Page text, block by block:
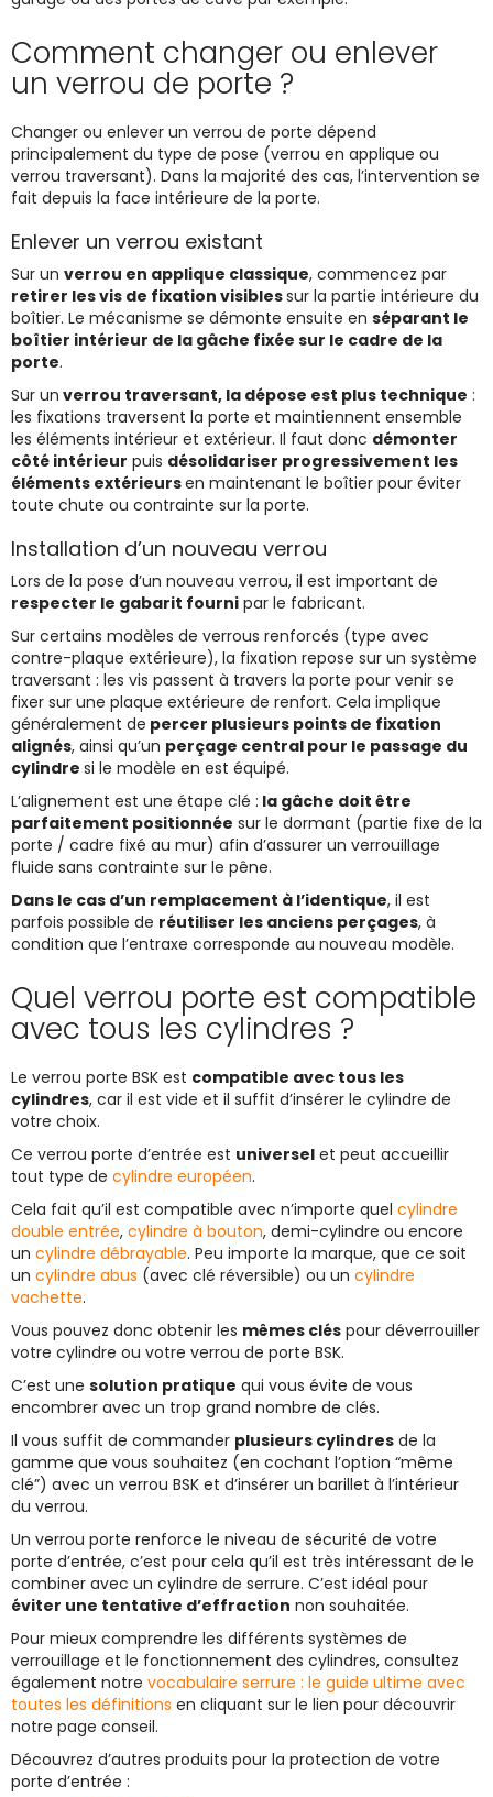
Comment changer ou enlever
un verrou de porte ?
Changer ou enlever un verrou de porte dépend
principalement du type de pose (verrou en applique ou
verrou traversant). Dans la majorité des cas, l’intervention se
fait depuis la face intérieure de la porte.
Enlever un verrou existant
Sur un verrou en applique classique, commencez par
retirer les vis de fixation visiblessur la partie intérieure du
boîtier. Le mécanisme se démonte ensuite en séparant le
boîtier intérieur de la gâche fixée sur le cadre de la
porte.
Sur un verrou traversant, la dépose est plus technique :
les fixations traversent la porte et maintiennent ensemble
les éléments intérieur et extérieur. Il faut donc démonter
côté intérieur puis désolidariser progressivement les
éléments extérieursen maintenant le boîtier pour éviter
toute chute ou contrainte sur la porte.
Installation d’un nouveau verrou
Lors de la pose d’un nouveau verrou, il est important de
respecter le gabarit fourni par le fabricant.
Sur certains modèles de verrous renforcés (type avec
contre-plaque extérieure), la fixation repose sur un système
traversant : les vis passent à travers la porte pour venir se
fixer sur une plaque extérieure de renfort. Cela implique
généralement de percer plusieurs points de fixation
alignés, ainsi qu’un perçage central pour le passage du
cylindre si le modèle en est équipé.
L’alignement est une étape clé : la gâche doit être
parfaitement positionnée sur le dormant (partie fixe de la
porte / cadre fixé au mur) afin d’assurer un verrouillage
fluide sans contrainte sur le pêne.
Dans le cas d’un remplacement à l’identique, il est
parfois possible de réutiliser les anciens perçages, à
condition que l’entraxe corresponde au nouveau modèle.
Quel verrou porte est compatible
avec tous les cylindres ?
Le verrou porte BSK est compatible avec tous les
cylindres, car il est vide et il suffit d’insérer le cylindre de
votre choix.
Ce verrou porte d’entrée est universel et peut accueillir
tout type de cylindre européen.
Cela fait qu’il est compatible avec n’importe quel cylindre
double entrée, cylindre à bouton, demi-cylindre ou encore
un cylindre débrayable. Peu importe la marque, que ce soit
un cylindre abus (avec clé réversible) ou un cylindre
vachette.
Vous pouvez donc obtenir les mêmes clés pour déverrouiller
votre cylindre ou votre verrou de porte BSK.
C’est une solution pratique qui vous évite de vous
encombrer avec un trop grand nombre de clés.
Il vous suffit de commander plusieurs cylindres de la
gamme que vous souhaitez (en cochant l’option “même
clé”) avec un verrou BSK et d’insérer un barillet à l’intérieur
du verrou.
Un verrou porte renforce le niveau de sécurité de votre
porte d’entrée, c’est pour cela qu’il est très intéressant de le
combiner avec un cylindre de serrure. C’est idéal pour
éviter une tentative d’effraction non souhaitée.
Pour mieux comprendre les différents systèmes de
verrouillage et le fonctionnement des cylindres, consultez
également notre vocabulaire serrure : le guide ultime avec
toutes les définitions en cliquant sur le lien pour découvrir
notre page conseil.
Découvrez d’autres produits pour la protection de votre
porte d’entrée :